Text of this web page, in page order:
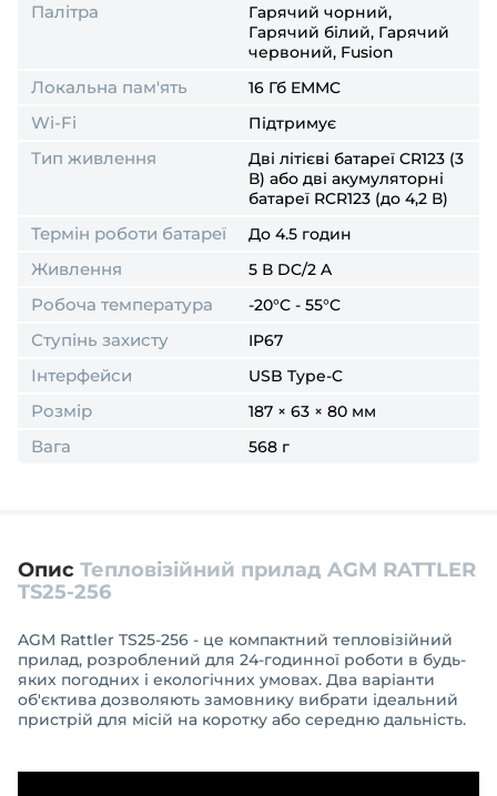
Палітра
Гарячий чорний,
Гарячий білий, Гарячий
червоний, Fusion
Локальна пам'ять 16 Гб EMMC
Wi-Fi Підтримує
Тип живлення
Дві літієві батареї CR123 (3
В) або дві акумуляторні
батареї RCR123 (до 4,2 В)
Термін роботи батареї До 4.5 годин
Живлення 5 В DC/2 A
Робоча температура -20°C - 55°C
Ступінь захисту IP67
Інтерфейси USB Type-C
Розмір 187 × 63 × 80 мм
Вага 568 г
Опис Тепловізійний прилад AGM RATTLER
TS25-256
AGM Rattler TS25-256 - це компактний тепловізійний
прилад, розроблений для 24-годинної роботи в будь-
яких погодних і екологічних умовах. Два варіанти
об'єктива дозволяють замовнику вибрати ідеальний
пристрій для місій на коротку або середню дальність.